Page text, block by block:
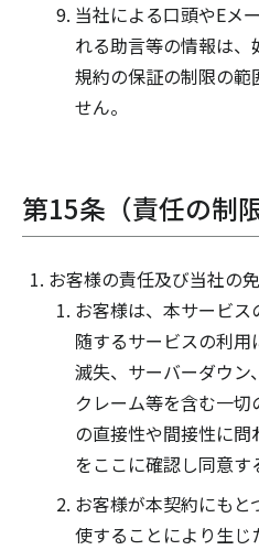
当社による口頭やEメ
れる助言等の情報は
規約の保証の制限の範
せん。
第15条（責任の制限
お客様の責任及び当社の
お客様は、本サービ
随するサービスの利
滅失、サーバーダウン
クレーム等を含む一
の直接性や間接性に問
をここに確認し同意す
お客様が本契約にも
使することにより生